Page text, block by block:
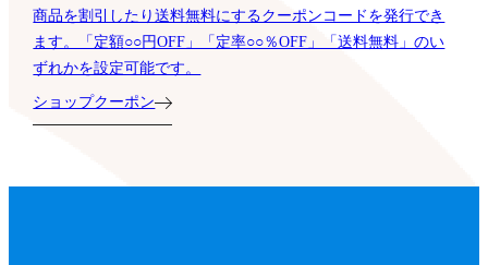
商品を割引したり送料無料にするクーポンコードを発行でき
ます。「定額○○円OFF」「定率○○％OFF」「送料無料」のい
ずれかを設定可能です。
ショップクーポン